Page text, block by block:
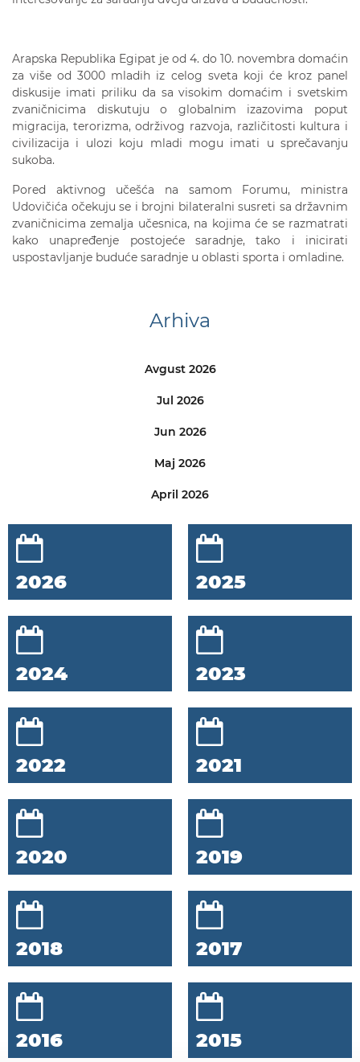
Arapska Republika Egipat je od 4. do 10. novembra domaćin
za više od 3000 mladih iz celog sveta koji će kroz panel
diskusije imati priliku da sa visokim domaćim i svetskim
zvaničnicima diskutuju o globalnim izazovima poput
migracija, terorizma, održivog razvoja, različitosti kultura i
civilizacija i ulozi koju mladi mogu imati u sprečavanju
sukoba.
Pored aktivnog učešća na samom Forumu, ministra
Udovičića očekuju se i brojni bilateralni susreti sa državnim
zvaničnicima zemalja učesnica, na kojima će se razmatrati
kako unapređenje postojeće saradnje, tako i inicirati
uspostavljanje buduće saradnje u oblasti sporta i omladine.
Arhiva
Avgust 2026
Jul 2026
Jun 2026
Maj 2026
April 2026
2026 2025
2024 2023
2022 2021
2020 2019
2018 2017
2016 2015